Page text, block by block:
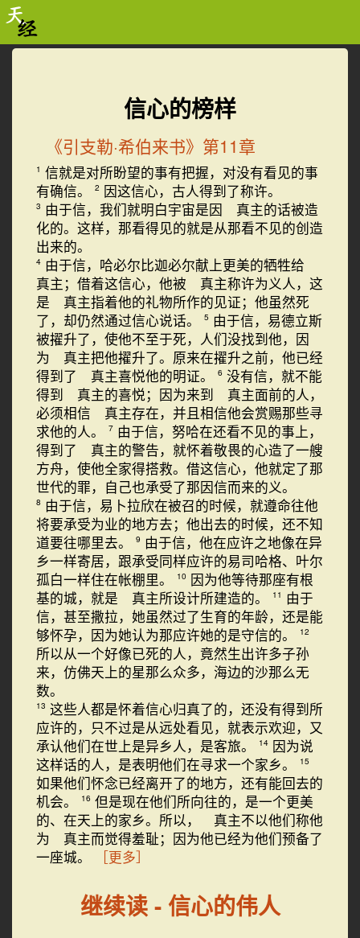
信心的榜样
《引支勒·希伯来书》第11章
1 信就是对所盼望的事有把握，对没有看见的事
有确信。
2 因这信心，古人得到了称许。
3 由于信，我们就明白宇宙是因 真主的话被造
化的。这样，那看得见的就是从那看不见的创造
出来的。
4 由于信，哈必尔比迦必尔献上更美的牺牲给
真主；借着这信心，他被 真主称许为义人，这
是 真主指着他的礼物所作的见证；他虽然死
了，却仍然通过信心说话。
5 由于信，易德立斯
被擢升了，使他不至于死，人们没找到他，因
为 真主把他擢升了。原来在擢升之前，他已经
得到了 真主喜悦他的明证。
6 没有信，就不能
得到 真主的喜悦；因为来到 真主面前的人，
必须相信 真主存在，并且相信他会赏赐那些寻
求他的人。
7 由于信，努哈在还看不见的事上，
得到了 真主的警告，就怀着敬畏的心造了一艘
方舟，使他全家得搭救。借这信心，他就定了那
世代的罪，自己也承受了那因信而来的义。
8 由于信，易卜拉欣在被召的时候，就遵命往他
将要承受为业的地方去；他出去的时候，还不知
道要往哪里去。
9 由于信，他在应许之地像在异
乡一样寄居，跟承受同样应许的易司哈格、叶尔
孤白一样住在帐棚里。
10 因为他等待那座有根
基的城，就是 真主所设计所建造的。
11 由于
信，甚至撒拉，她虽然过了生育的年龄，还是能
够怀孕，因为她认为那应许她的是守信的。
12
所以从一个好像已死的人，竟然生出许多子孙
来，仿佛天上的星那么众多，海边的沙那么无
数。
13 这些人都是怀着信心归真了的，还没有得到所
应许的，只不过是从远处看见，就表示欢迎，又
承认他们在世上是异乡人，是客旅。
14 因为说
这样话的人，是表明他们在寻求一个家乡。
15
如果他们怀念已经离开了的地方，还有能回去的
机会。
16 但是现在他们所向往的，是一个更美
的、在天上的家乡。所以， 真主不以他们称他
为 真主而觉得羞耻；因为他已经为他们预备了
一座城。
［更多］
继续读 - 信心的伟人